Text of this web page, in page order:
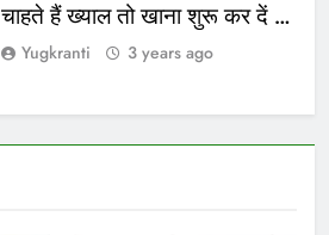
चाहते हैं ख्याल तो खाना शुरू कर दें ये
4 चीजें
Yugkranti 3 years ago